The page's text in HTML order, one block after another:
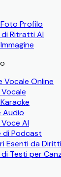
Profilo
Ritratti AI
Vocale Online
Audio
AI
di Podcast
Esenti da Diritti
Testi per